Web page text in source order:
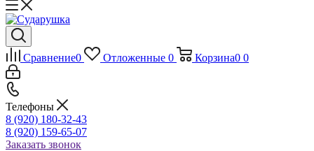
Сравнение0 Отложенные 0 Корзина0 0
Телефоны
8 (920) 180-32-43
8 (920) 159-65-07
Заказать звонок